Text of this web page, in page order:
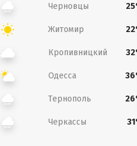
Черновцы
Житомир
Кропивницкий
Одесса
Тернополь
Черкассы